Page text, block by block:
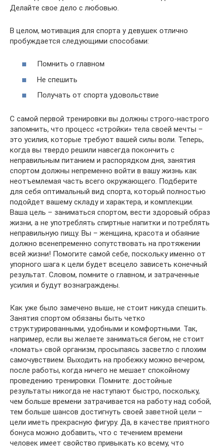
Делайте свое дело с любовью.
В целом, мотивация для спорта у девушек отлично
пробуждается следующими способами:
Помнить о главном
Не спешить
Получать от спорта удовольствие
С самой первой тренировки вы должны строго-настрого
запомнить, что процесс «стройки» тела своей мечты –
это усилия, которые требуют вашей силы воли. Теперь,
когда вы твердо решили навсегда покончить с
неправильным питанием и распорядком дня, занятия
спортом должны непременно войти в вашу жизнь как
неотъемлемая часть всего окружающего. Подберите
для себя оптимальный вид спорта, который полностью
подойдет вашему складу и характера, и комплекции.
Ваша цель – заниматься спортом, вести здоровый образ
жизни, а не употреблять спиртные напитки и потреблять
неправильную пищу. Вы – женщина, красота и обаяние
должно всенепременно сопутствовать на протяжении
всей жизни! Помогите самой себе, поскольку именно от
упорного шага к цели будет всецело зависеть конечный
результат. Словом, помните о главном, и затраченные
усилия и будут вознаграждены.
Как уже было замечено выше, не стоит никуда спешить.
Занятия спортом обязаны быть четко
структурированными, удобными и комфортными. Так,
например, если вы желаете заниматься бегом, не стоит
«ломать» свой организм, просыпаясь засветло с плохим
самочувствием. Выходить на пробежку можно вечером,
после работы, когда ничего не мешает спокойному
проведению тренировки. Помните: достойные
результаты никогда не наступают быстро, поскольку,
чем больше времени затрачивается на работу над собой,
тем больше шансов достигнуть своей заветной цели –
цели иметь прекрасную фигуру. Да, в качестве приятного
бонуса можно добавить, что с течением времени
человек имеет свойство привыкать ко всему, что